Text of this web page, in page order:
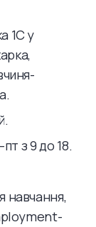
1С у
з 9 до 18.
навчання,